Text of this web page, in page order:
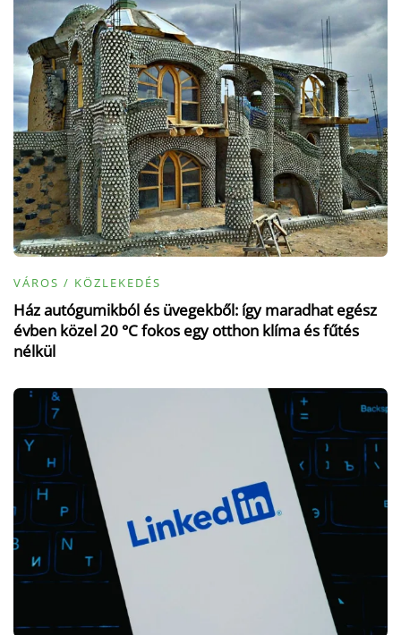
VÁROS / KÖZLEKEDÉS
Ház autógumikból és üvegekből: így maradhat egész
évben közel 20 °C fokos egy otthon klíma és fűtés
nélkül